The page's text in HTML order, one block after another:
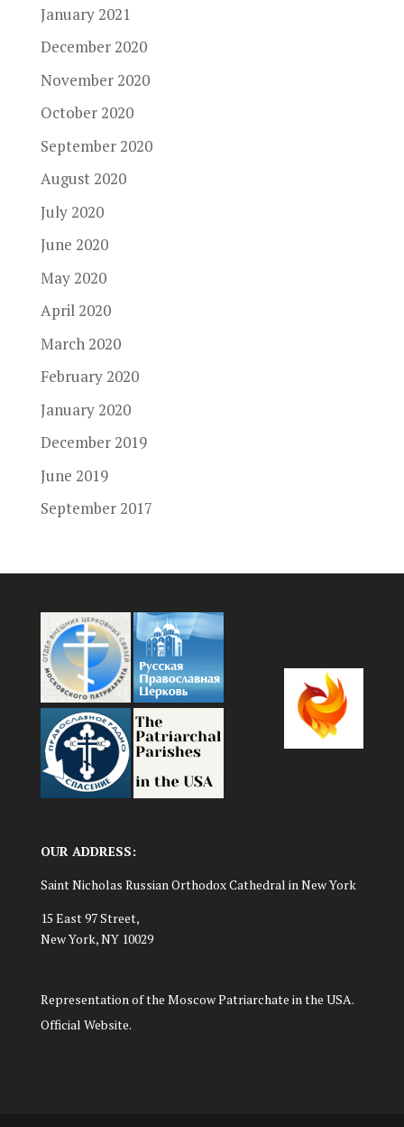
January 2021
December 2020
November 2020
October 2020
September 2020
August 2020
July 2020
June 2020
May 2020
April 2020
March 2020
February 2020
January 2020
December 2019
June 2019
September 2017
OUR ADDRESS:
Saint Nicholas Russian Orthodox Cathedral in New York
15 East 97 Street,
New York, NY 10029
Representation of the Moscow Patriarchate in the USA.
Official Website.